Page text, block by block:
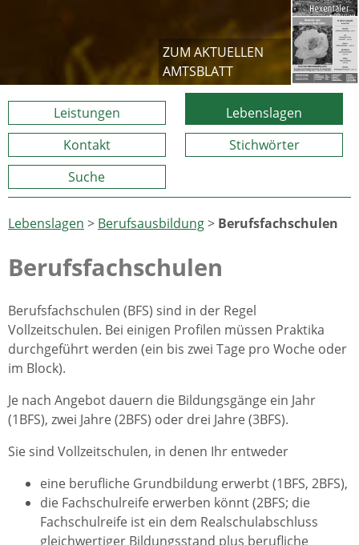
ZUM AKTUELLEN
AMTSBLATT
Leistungen
Lebenslagen
Kontakt
Stichwörter
Suche
Lebenslagen > Berufsausbildung> Berufsfachschulen
Berufsfachschulen
Berufsfachschulen (BFS) sind in der Regel
Vollzeitschulen. Bei einigen Profilen müssen Praktika
durchgeführt werden (ein bis zwei Tage pro Woche oder
im Block).
Je nach Angebot dauern die Bildungsgänge ein Jahr
(1BFS), zwei Jahre (2BFS) oder drei Jahre (3BFS).
Sie sind Vollzeitschulen, in denen Ihr entweder
eine berufliche Grundbildung erwerbt (1BFS, 2BFS),
die Fachschulreife erwerben könnt (2BFS; die
Fachschulreife ist ein dem Realschulabschluss
gleichwertiger Bildungsstand plus berufliche